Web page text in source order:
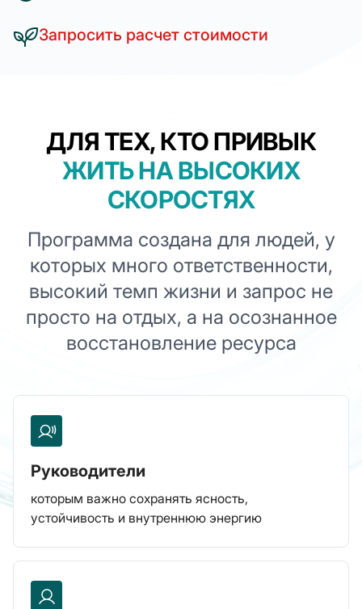
Запросить расчет стоимости
ДЛЯ ТЕХ, КТО ПРИВЫК
ЖИТЬ НА ВЫСОКИХ
СКОРОСТЯХ
Программа создана для людей, у
которых много ответственности,
высокий темп жизни и запрос не
просто на отдых, а на осознанное
восстановление ресурса
Руководители
которым важно сохранять ясность,
устойчивость и внутреннюю энергию